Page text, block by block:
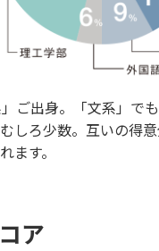
ご出身。「文系」で
しろ少数。互いの得意
ます。
ア